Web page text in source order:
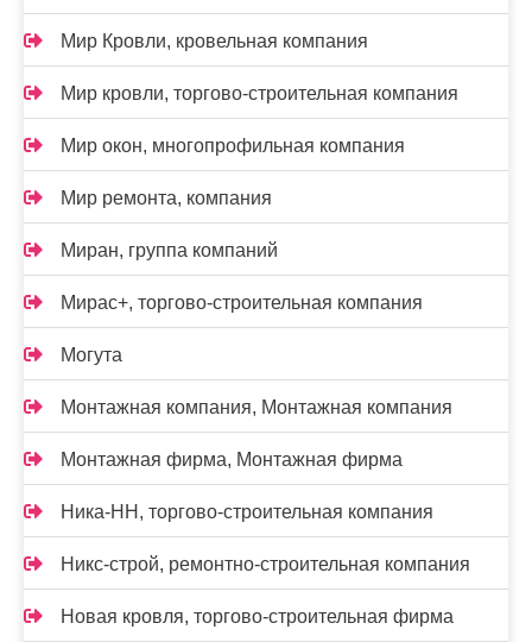
Мир Кровли, кровельная компания
Мир кровли, торгово-строительная компания
Мир окон, многопрофильная компания
Мир ремонта, компания
Миран, группа компаний
Мирас+, торгово-строительная компания
Могута
Монтажная компания, Монтажная компания
Монтажная фирма, Монтажная фирма
Ника-НН, торгово-строительная компания
Никс-строй, ремонтно-строительная компания
Новая кровля, торгово-строительная фирма